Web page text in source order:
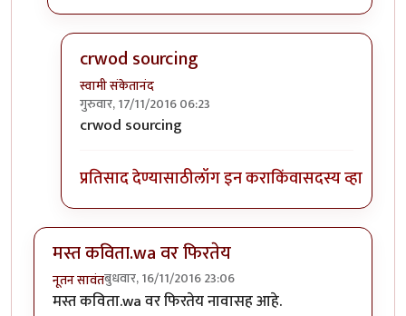
crwod sourcing
स्वामी संकेतानंद
गुरुवार, 17/11/2016 06:23
In reply toरंकखाती वापराया तू असा टपलास
crwod sourcing
प्रतिसाद देण्यासाठीलॉग इन कराकिंवासदस्य व्हा
मस्त कविता.wa वर फिरतेय
नूतन सावंतबुधवार, 16/11/2016 23:06
मस्त कविता.wa वर फिरतेय नावासह आहे.